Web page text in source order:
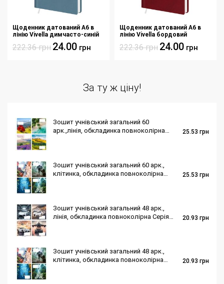
Щоденник датований А6 в
лінію Vivella димчасто-синій
222.36 грн 24.00 грн
Щоденник датований А6 в
лінію Vivella бордовий
222.36 грн 24.00 грн
За ту ж ціну!
Зошит учнівський загальний 60
арк.,лінія, обкладинка повноколірна
25.53 грн
Зошит учнівський загальний 60 арк.,
клітинка, обкладинка повноколірна
25.53 грн
Зошит учнівський загальний 48 арк.,
лінія, обкладинка повноколірна Серія
20.93 грн
Зошит учнівський загальний 48 арк.,
клітинка, обкладинка повноколірна
20.93 грн